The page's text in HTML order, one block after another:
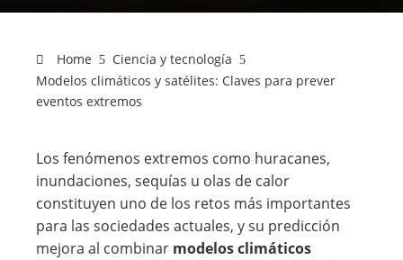
Home
Ciencia y tecnología
Modelos climáticos y satélites: Claves para prever
eventos extremos
Los fenómenos extremos como huracanes,
inundaciones, sequías u olas de calor
constituyen uno de los retos más importantes
para las sociedades actuales, y su predicción
mejora al combinar modelos climáticos